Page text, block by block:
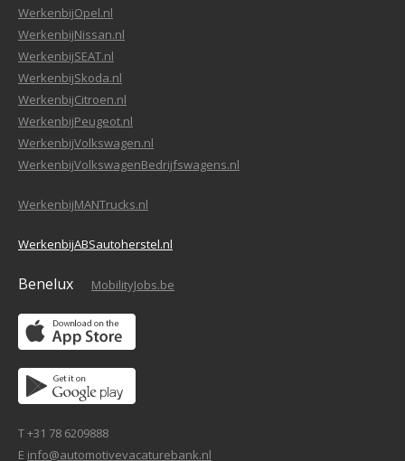
WerkenbijOpel.nl
WerkenbijNissan.nl
WerkenbijSEAT.nl
WerkenbijSkoda.nl
WerkenbijCitroen.nl
WerkenbijPeugeot.nl
WerkenbijVolkswagen.nl
WerkenbijVolkswagenBedrijfswagens.nl
WerkenbijMANTrucks.nl
WerkenbijABSautoherstel.nl
Benelux MobilityJobs.be
T +31 78 6209888
E info@automotivevacaturebank.nl